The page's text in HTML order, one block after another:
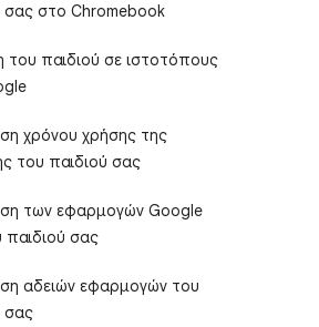
σας στο Chromebook
του παιδιού σε ιστοτόπους
χρόνου χρήσης της
του παιδιού σας
των εφαρμογών Google
παιδιού σας
αδειών εφαρμογών του
σας